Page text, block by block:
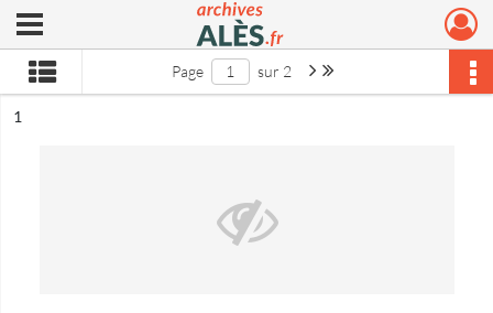
Archives municipales d'Alès
Ouvrir le menu déroulant
Page sur 2 Page suivante : 1/2
n°
1